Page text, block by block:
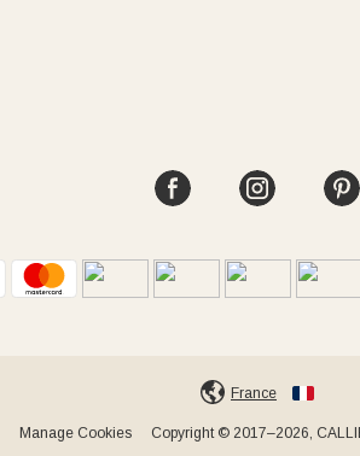
France
Manage Cookies Copyright © 2017–2026,